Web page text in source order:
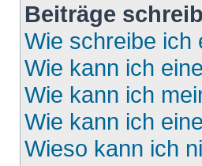
Beiträge
Wie schreibe ich
Wie kann ich
Wie kann ich
Wie kann ich
Wieso kann ich